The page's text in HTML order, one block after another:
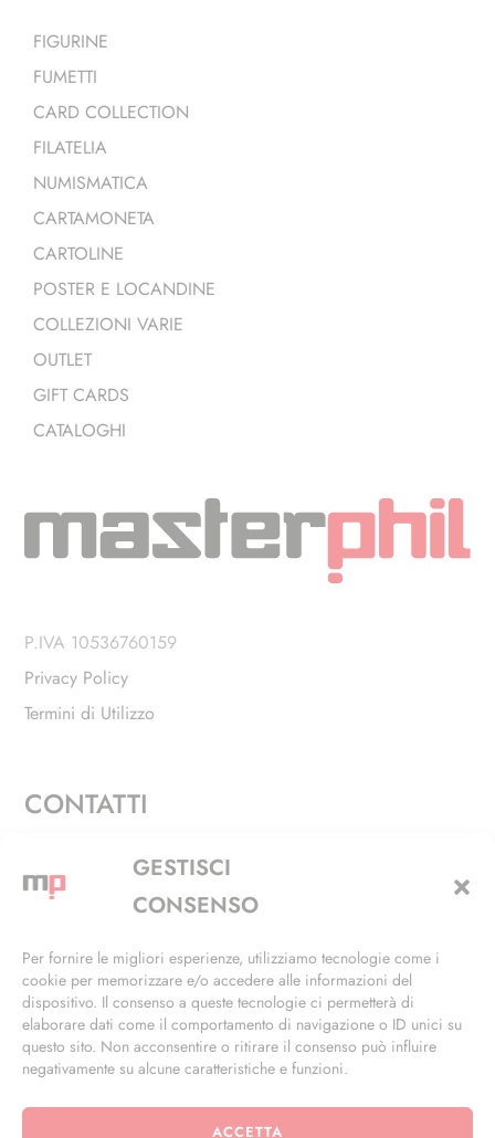
GESTISCI
CONSENSO
Per fornire le migliori esperienze, utilizziamo tecnologie come i
cookie per memorizzare e/o accedere alle informazioni del
dispositivo. Il consenso a queste tecnologie ci permetterà di
elaborare dati come il comportamento di navigazione o ID unici su
questo sito. Non acconsentire o ritirare il consenso può influire
negativamente su alcune caratteristiche e funzioni.
ACCETTA
FIGURINE
FUMETTI
CARD COLLECTION
FILATELIA
NUMISMATICA
CARTAMONETA
CARTOLINE
POSTER E LOCANDINE
COLLEZIONI VARIE
OUTLET
GIFT CARDS
CATALOGHI
P.IVA 10536760159
Privacy Policy
Termini di Utilizzo
CONTATTI
Via Alfieri, 27 - Trezzano Sul Naviglio (MI)
+39 02 4846 3155
info@masterphil.it